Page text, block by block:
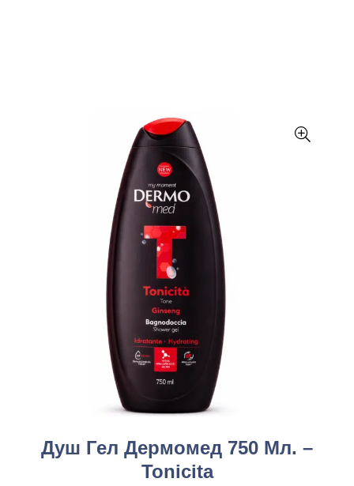
Душ Гел Дермомед 750 Мл. –
Tonicita